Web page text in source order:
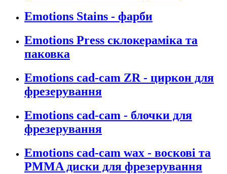
Emotions Stains - фарби
Emotions Press склокераміка та
паковка
Emotions cad-cam ZR - циркон для
фрезерування
Emotions cad-cam - блочки для
фрезерування
Emotions cad-cam wax - воскові та
PMMA диски для фрезерування